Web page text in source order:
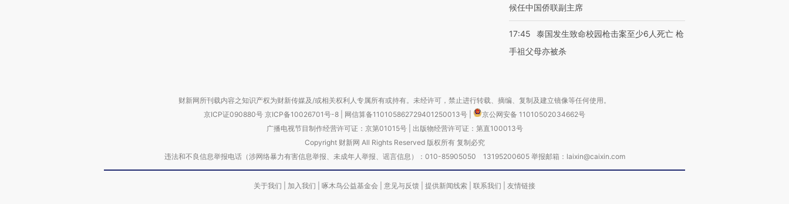
候任中国侨联副主席
17:45
泰国发生致命校园枪击案至少6人死亡 枪
手祖父母亦被杀
财新网所刊载内容之知识产权为财新传媒及/或相关权利人专属所有或持有。未经许可，禁止进行转载、摘编、复制及建立镜像等任何使用。
京ICP证090880号 京ICP备10026701号-8 网信算备110105862729401250013号
京公网安备 11010502034662号
广播电视节目制作经营许可证：京第01015号| 出版物经营许可证：第直100013号
Copyright 财新网 All Rights Reserved 版权所有 复制必究
违法和不良信息举报电话（涉网络暴力有害信息举报、未成年人举报、谣言信息）：010-85905050 13195200605 举报邮箱：laixin@caixin.com
关于我们 加入我们 啄木鸟公益基金会 意见与反馈 提供新闻线索 联系我们 友情链接